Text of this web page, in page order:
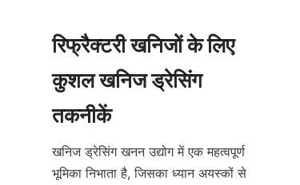
रिफ्रैक्टरी खनिजों के लिए
कुशल खनिज ड्रेसिंग
खनिज ड्रेसिंग खनन उद्योग में एक महत्वपूर्ण
भूमिका निभाता है, जिसका ध्यान अयस्कों से